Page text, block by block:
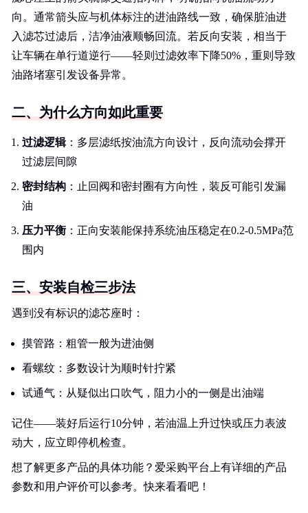
向。通常箭头应与机体标注的进油路线一致，确保脏油进
入滤芯过滤后，洁净油液顺畅回流。若反向安装，相当于
让车辆在单行道逆行——轻则过滤效率下降50%，重则导致
油路堵塞引发设备异常。
二、为什么方向如此重要
过滤逻辑：多层滤纸按油流方向设计，反向流动会撑开
过滤层间隙
密封结构 ：止回阀和密封圈有方向性，装反可能引发漏
油
压力平衡 ：正向安装能保持系统油压稳定在0.2-0.5MPa范
围内
三、安装自检三步法
遇到没有标识的滤芯座时：
摸管路：粗管一般为进油侧
看螺纹：多数设计为顺时针拧紧
试通气：从疑似出口吹气，阻力小的一侧是出油端
记住——装好后运行10分钟，若油温上升过快或压力表波
动大，应立即停机检查。
想了解更多产品的具体功能？爱采购平台上有详细的产品
参数和用户评价可以参考。快来看看吧！